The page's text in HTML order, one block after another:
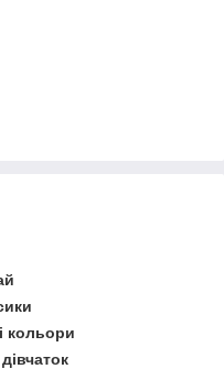
кольори